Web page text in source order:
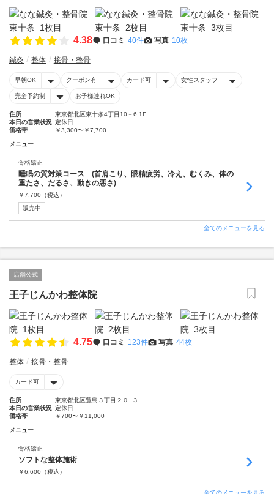
4.38 口コミ 40件 写真 10枚
鍼灸 整体 接骨・整骨
早朝OK クーポン有 カード可 女性スタッフ
完全予約制 お子様連れOK
住所
東京都北区東十条4丁目10－6 1F
本日の営業状況 定休日
価格帯
￥3,300〜￥7,700
メニュー
骨格矯正
睡眠の質対策コース (首肩こり、眼精疲労、冷え、むくみ、体の
重たさ、だるさ、動きの悪さ)
￥7,700 （税込）
販売中
全てのメニューを見る
店舗公式
王子じんかわ整体院
4.75 口コミ 123件 写真 44枚
整体 接骨・整骨
カード可
住所
東京都北区豊島３丁目２０−３
本日の営業状況 定休日
価格帯
￥700〜￥11,000
メニュー
骨格矯正
ソフトな整体施術
￥6,600 （税込）
全てのメニューを見る